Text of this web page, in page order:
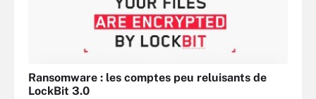
Ransomware : les comptes peu reluisants de
LockBit 3.0